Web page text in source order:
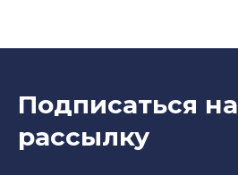
Подписаться на
рассылку